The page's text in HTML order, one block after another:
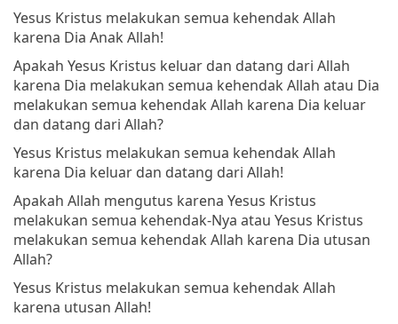
Yesus Kristus melakukan semua kehendak Allah
karena Dia Anak Allah!
Apakah Yesus Kristus keluar dan datang dari Allah
karena Dia melakukan semua kehendak Allah atau Dia
melakukan semua kehendak Allah karena Dia keluar
dan datang dari Allah?
Yesus Kristus melakukan semua kehendak Allah
karena Dia keluar dan datang dari Allah!
Apakah Allah mengutus karena Yesus Kristus
melakukan semua kehendak-Nya atau Yesus Kristus
melakukan semua kehendak Allah karena Dia utusan
Allah?
Yesus Kristus melakukan semua kehendak Allah
karena utusan Allah!